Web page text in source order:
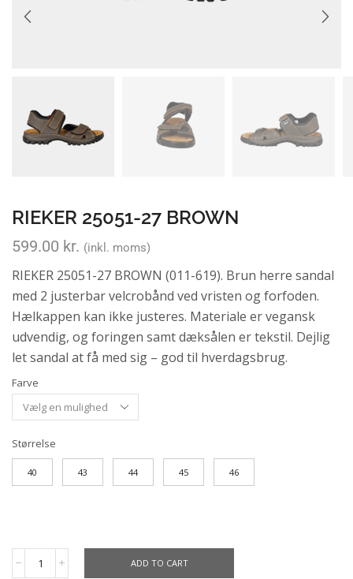
RIEKER 25051-27 BROWN
599.00 kr. (inkl. moms)
RIEKER 25051-27 BROWN (011-619). Brun herre sandal
med 2 justerbar velcrobånd ved vristen og forfoden.
Hælkappen kan ikke justeres. Materiale er vegansk
udvendig, og foringen samt dæksålen er tekstil. Dejlig
let sandal at få med sig – god til hverdagsbrug.
Farve
Størrelse
40 43 44 45 46
ADD TO CART